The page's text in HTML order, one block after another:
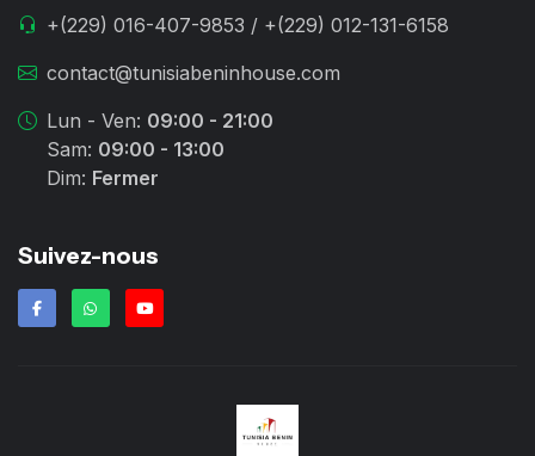
+(229) 016-407-9853 / +(229) 012-131-6158
contact@tunisiabeninhouse.com
Lun - Ven: 09:00 - 21:00
Sam: 09:00 - 13:00
Dim: Fermer
Suivez-nous